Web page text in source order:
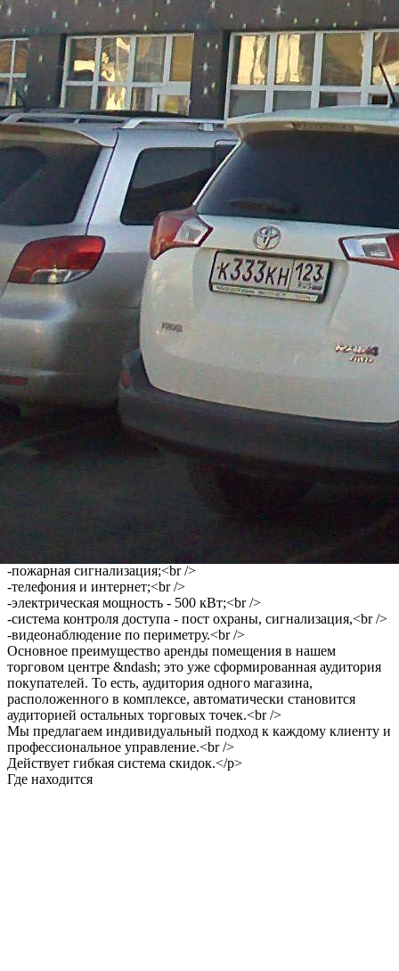
<p>Представляем Вашему вниманию &laquo;Мебельный
центр Тургеневский&raquo; расположенный по адресу:
Тургеневское шоссе 8, формата стрит-ритейл (торговая улица)
на которой представлены такие магазины, как: &laquo;Мега
Адыгея-Кубань&raquo;, &laquo;Метро&raquo;,
&laquo;Полет&raquo;, &laquo;Магнит&raquo;,
&laquo;Столплит Хоум&raquo; и т.д.<br />
Приглашаем арендаторов разместиться на наших торговых
площадях от 60 кв.м. до 3000 кв.м. на 1 и 2 этажах.
Помещения нашего центра можно использовать как офисные,
торговые, складские. Кроме того, возможна эксплуатация
торгово-выставочных площадей для проведения отраслевых
выставок, торгово-ярмарочных мероприятий и т.п.<br />
В связи с расширением, помимо мебельной тематики, мы
планируем открыть линию по продаже дверей, напольных
покрытий, электротоваров, освещения, обоев, текстиля и др.
Также, мы заинтересованы в открытии на нашей территории
сети универсамов или магазинов хозяйственной группы,
бытовой химии и парфюмерии. На первом этаже - кафе и
всевозможные терминалы для удобства покупателей. На
втором этаже имеется возможность размещения фитнес
&ndash; клубов, детских развлекательных центров,
танцевальных залов, банкетных залов и т.д.<br />
<br />
Наши преимущества:<br />
-идеальное расположение (1 линия, объект расположен у
пересечения двух основных дорог города на Федеральной
трассе при въезде в город);<br />
-отличная транспортная доступность;<br />
-большой пешеходный трафик;<br />
-общая площадь - 6000 кв.м. (с учетом строительства
-дополнительных площадей 1000 кв.м);<br />
-наличие парковки, также имеется зона погрузки и выгрузки
грузового автотранспорта;<br />
-системы вентиляции и кондиционирования;<br />
-пожарная сигнализация;<br />
-телефония и интернет;<br />
-электрическая мощность - 500 кВт;<br />
-система контроля доступа - пост охраны, сигнализация,<br />
-видеонаблюдение по периметру.<br />
Основное преимущество аренды помещения в нашем
торговом центре &ndash; это уже сформированная аудитория
покупателей. То есть, аудитория одного магазина,
расположенного в комплексе, автоматически становится
аудиторией остальных торговых точек.<br />
Мы предлагаем индивидуальный подход к каждому клиенту и
профессиональное управление.<br />
Действует гибкая система скидок.</p>
Где находится